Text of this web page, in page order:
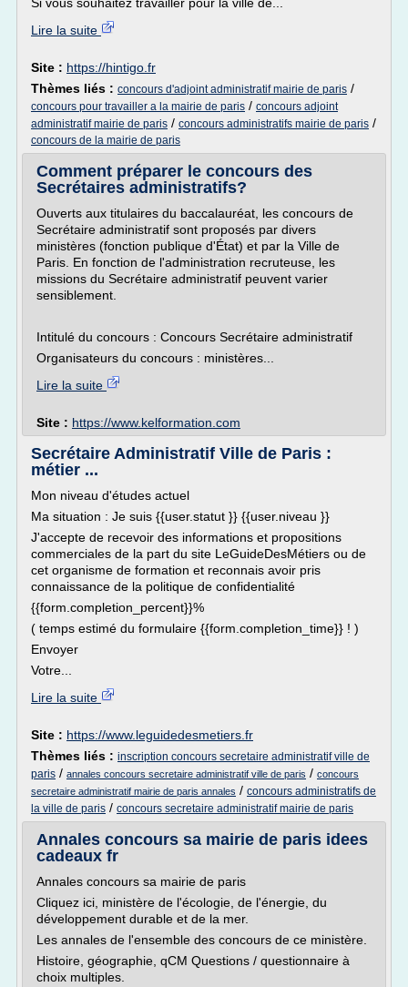
Lire la suite
Site : https://hintigo.fr
Thèmes liés : concours d'adjoint administratif mairie de paris /
concours pour travailler a la mairie de paris / concours adjoint
administratif mairie de paris / concours administratifs mairie de paris /
concours de la mairie de paris
Comment préparer le concours des
Secrétaires administratifs?
Ouverts aux titulaires du baccalauréat, les concours de
Secrétaire administratif sont proposés par divers
ministères (fonction publique d'État) et par la Ville de
Paris. En fonction de l'administration recruteuse, les
missions du Secrétaire administratif peuvent varier
sensiblement.
Intitulé du concours : Concours Secrétaire administratif
Organisateurs du concours : ministères...
Lire la suite
Site : https://www.kelformation.com
Secrétaire Administratif Ville de Paris :
métier ...
Mon niveau d'études actuel
Ma situation : Je suis {{user.statut }} {{user.niveau }}
J'accepte de recevoir des informations et propositions
commerciales de la part du site LeGuideDesMétiers ou de
cet organisme de formation et reconnais avoir pris
connaissance de la politique de confidentialité
{{form.completion_percent}}%
( temps estimé du formulaire {{form.completion_time}} ! )
Envoyer
Votre...
Lire la suite
Site : https://www.leguidedesmetiers.fr
Thèmes liés : inscription concours secretaire administratif ville de
paris / annales concours secretaire administratif ville de paris / concours
secretaire administratif mairie de paris annales / concours administratifs de
la ville de paris / concours secretaire administratif mairie de paris
Annales concours sa mairie de paris idees
cadeaux fr
Annales concours sa mairie de paris
Cliquez ici, ministère de l'écologie, de l'énergie, du
développement durable et de la mer.
Les annales de l'ensemble des concours de ce ministère.
Histoire, géographie, qCM Questions / questionnaire à
choix multiples.